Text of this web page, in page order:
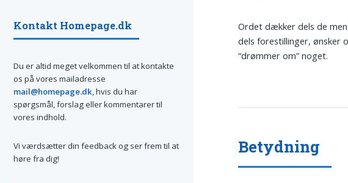
Ordet dækker dels de
dels forestillinger, ønsker
“drømmer om” noget.
Betydning
Kontakt Homepage.dk
Du er altid meget velkommen til at kontakte
os på vores mailadresse
mail@homepage.dk, hvis du har
spørgsmål, forslag eller kommentarer til
vores indhold.
Vi værdsætter din feedback og ser frem til at
høre fra dig!